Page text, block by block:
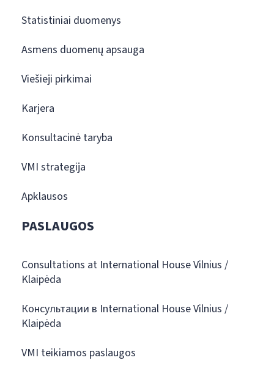
Statistiniai duomenys
Asmens duomenų apsauga
Viešieji pirkimai
Karjera
Konsultacinė taryba
VMI strategija
Apklausos
PASLAUGOS
Consultations at International House Vilnius /
Klaipėda
Консультации в International House Vilnius /
Klaipėda
VMI teikiamos paslaugos